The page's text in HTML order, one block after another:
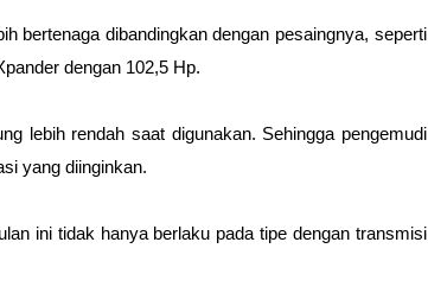
bertenaga dibandingkan dengan pesaingnya, seperti
dengan 102,5 Hp.
lebih rendah saat digunakan. Sehingga pengemudi
yang diinginkan.
ini tidak hanya berlaku pada tipe dengan transmisi